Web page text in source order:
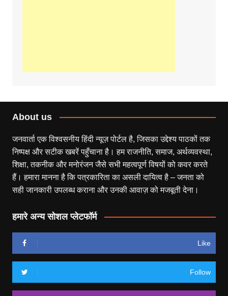
About us
जनवार्ता एक विश्वसनीय हिंदी न्यूज़ पोर्टल है, जिसका उद्देश्य पाठकों तक
निष्पक्ष और सटीक खबरें पहुँचाना है। हम राजनीति, समाज, अर्थव्यवस्था,
शिक्षा, तकनीक और मनोरंजन जैसे सभी महत्वपूर्ण विषयों को कवर करते
हैं। हमारा मानना है कि पत्रकारिता का असली दायित्व है – जनता को
सही जानकारी उपलब्ध कराना और उनकी आवाज़ को मजबूती देना।
हमारे अन्य सोशल प्लेटफॉर्म
Like
Follow